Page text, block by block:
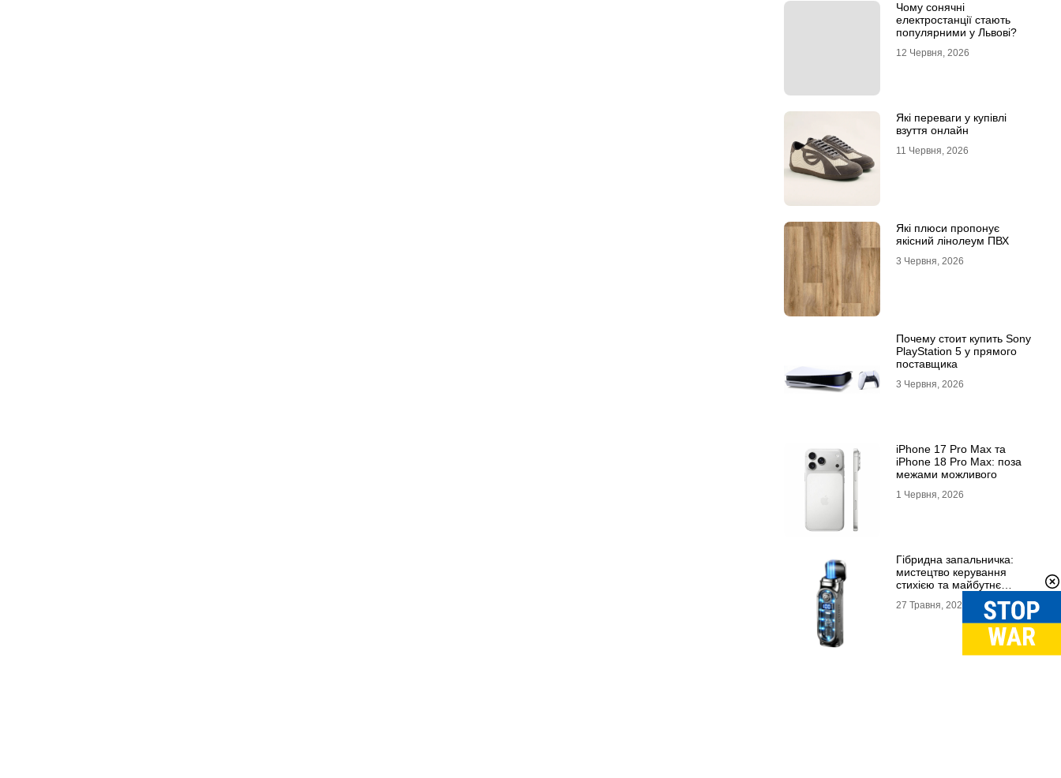
Чому сонячні
електростанції стають
популярними у Львові?
12 Червня, 2026
Які переваги у купівлі
взуття онлайн
11 Червня, 2026
Які плюси пропонує
якісний лінолеум ПВХ
3 Червня, 2026
Почему стоит купить Sony
PlayStation 5 у прямого
поставщика
3 Червня, 2026
iPhone 17 Pro Max та
iPhone 18 Pro Max: поза
межами можливого
1 Червня, 2026
Гібридна запальничка:
мистецтво керування
стихією та майбутнє
27 Травня, 2026